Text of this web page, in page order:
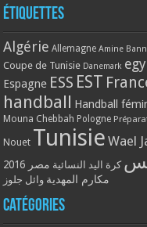
Étiquettes
Algérie Allemagne Amine
Coupe de Tunisie Danemark
Espagne ESS EST
handball Handball
Mouna Chebbah Pologne
Nouet Tunisie Wael
كرة اليد النسائية مصر 2016
مكارم المهدية وائل جلوز
Catégories